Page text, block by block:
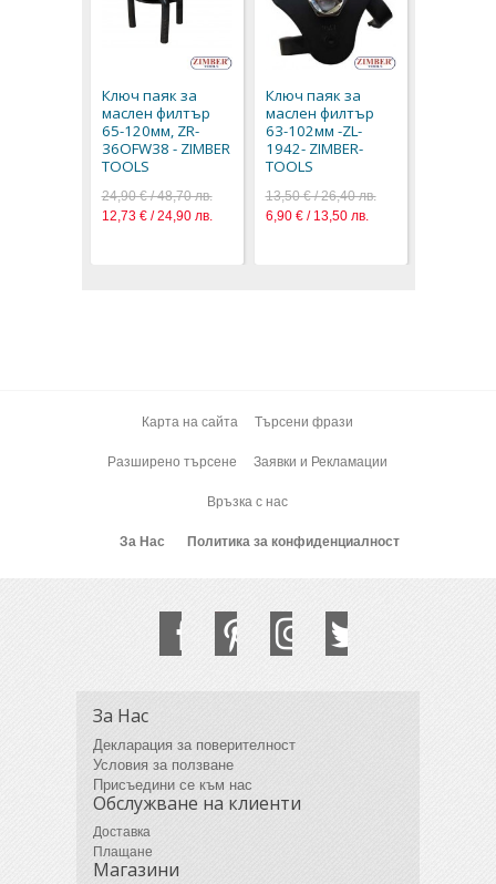
Ключ паяк за
маслен филтър
65-120мм, ZR-
36OFW38 - ZIMBER
TOOLS
24,90 € / 48,70 лв.
12,73 € / 24,90 лв.
Ключ паяк за
маслен филтър
63-102мм -ZL-
1942- ZIMBER-
TOOLS
13,50 € / 26,40 лв.
6,90 € / 13,50 лв.
Карта на сайта Търсени фрази
Разширено търсене Заявки и Рекламации
Връзка с нас
За Нас Политика за конфиденциалност
За Нас
Декларация за поверителност
Условия за ползване
Присъедини се към нас
Обслужване на клиенти
Доставка
Плащане
Магазини